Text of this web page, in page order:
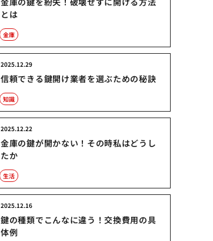
とは
金庫
信頼できる鍵開け業者を選ぶための秘訣
2025.12.29
知識
金庫の鍵が開かない！その時私はどうし
たか
2025.12.22
生活
鍵の種類でこんなに違う！交換費用の具
体例
2025.12.16